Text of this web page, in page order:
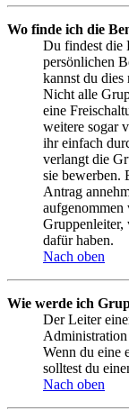
Wo finde ich die
Du findest die
persönlichen
kannst du dies
Nicht alle
eine
weitere sogar
ihr einfach
verlangt die
sie bewerben.
Antrag
aufgenommen
Gruppenleiter,
dafür haben.
Nach oben
Wie werde ich
Der Leiter
Wenn du eine
solltest du
Nach oben